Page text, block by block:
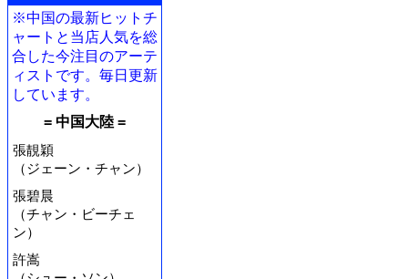
※中国の最新ヒットチ
ャートと当店人気を総
合した今注目のアーテ
ィストです。毎日更新
しています。
= 中国大陸 =
張靚穎
（ジェーン・チャン）
張碧晨
（チャン・ビーチェ
ン）
許嵩